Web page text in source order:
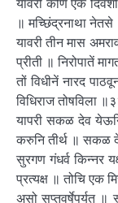
॥ मच्छिंद्रनाथा
यावरी तीन मास
प्रीती ॥ निरोपातें
तों विधीनें नारद
विधिराज तोषविला
यापरी सकळ देव
करुनि तीर्थ ॥ सकळ
सुरगण गंधर्व किन्नर
प्रत्यक्ष ॥ तोचि एक
असो सप्तवर्षेपर्यत ॥